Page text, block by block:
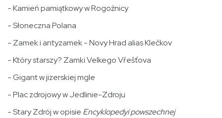
- Kamień pamiątkowy w Rogoźnicy
- Słoneczna Polana
- Zamek i antyzamek - Novy Hrad alias Klečkov
- Który starszy? Zamki Velkego Vřešťova
- Gigant w jizerskiej mgle
- Plac zdrojowy w Jedlinie-Zdroju
- Stary Zdrój w opisie Encyklopedyi powszechnej